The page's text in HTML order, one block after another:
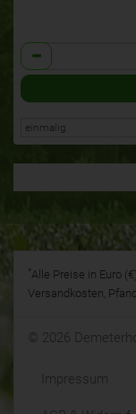
Anzahl
*Alle Preise in Euro
Versandkosten,
© 2026
Impressum